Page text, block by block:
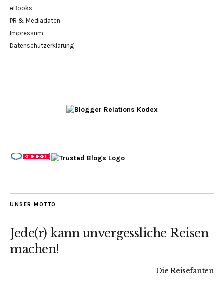
eBooks
PR & Mediadaten
Impressum
Datenschutzerklärung
UNSER MOTTO
Jede(r) kann unvergessliche Reisen
machen!
Die Reisefanten